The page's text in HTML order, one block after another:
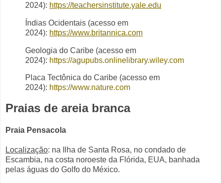
2024): https://teachersinstitute.yale.edu
Índias Ocidentais (acesso em
2024): https://www.britannica.com
Geologia do Caribe (acesso em
2024): https://agupubs.onlinelibrary.wiley.com
Placa Tectônica do Caribe (acesso em
2024): https://www.nature.com
Praias de areia branca
Praia Pensacola
Localização: na Ilha de Santa Rosa, no condado de
Escambia, na costa noroeste da Flórida, EUA, banhada
pelas águas do Golfo do México.